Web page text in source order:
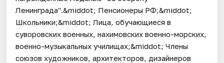
Ленинграда".&middot; Пенсионеры РФ;&middot;
Школьники;&middot; Лица, обучающиеся в
суворовских военных, нахимовских военно-морских,
военно-музыкальных училищах;&middot; Члены
союзов художников, архитекторов, дизайнеров